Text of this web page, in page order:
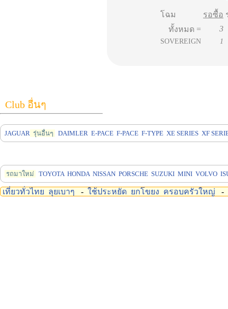
โฉม รอซื้อ
ทั้งหมด =
3
SOVEREIGN 1
Club อื่นๆ
JAGUAR รุ่นอื่นๆ DAIMLER E-PACE F-PACE F-TYPE XE SERIES XF
รถมาใหม่ TOYOTA HONDA NISSAN PORSCHE SUZUKI MINI VOLVO
เที่ยวทั่วไทย ลุยเบาๆ - ใช้ประหยัด ยกโขยง ครอบครัวใหญ่ -